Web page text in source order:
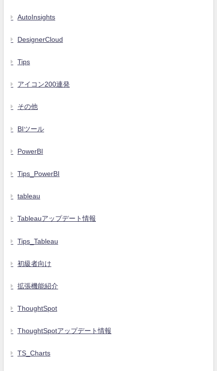
AutoInsights
DesignerCloud
Tips
アイコン200連発
その他
BIツール
PowerBI
Tips_PowerBI
tableau
Tableauアップデート情報
Tips_Tableau
初級者向け
拡張機能紹介
ThoughtSpot
ThoughtSpotアップデート情報
TS_Charts